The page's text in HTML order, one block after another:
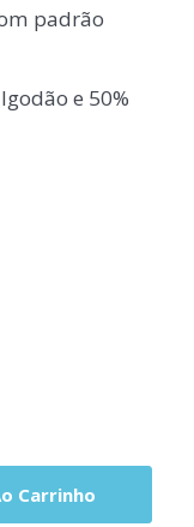
padrão
e 50%
Carrinho